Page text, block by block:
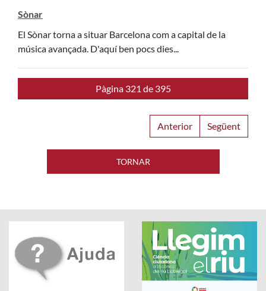
Sònar
El Sònar torna a situar Barcelona com a capital de la
música avançada. D'aquí ben pocs dies...
Pàgina 321 de 395
Anterior Següent
TORNAR